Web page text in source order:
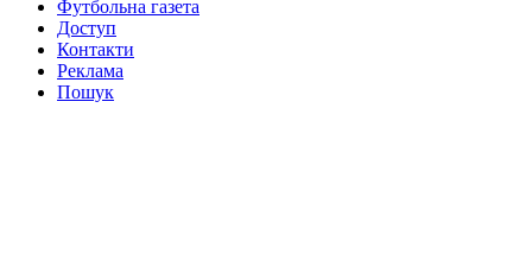
Футбольна газета
Доступ
Контакти
Реклама
Пошук